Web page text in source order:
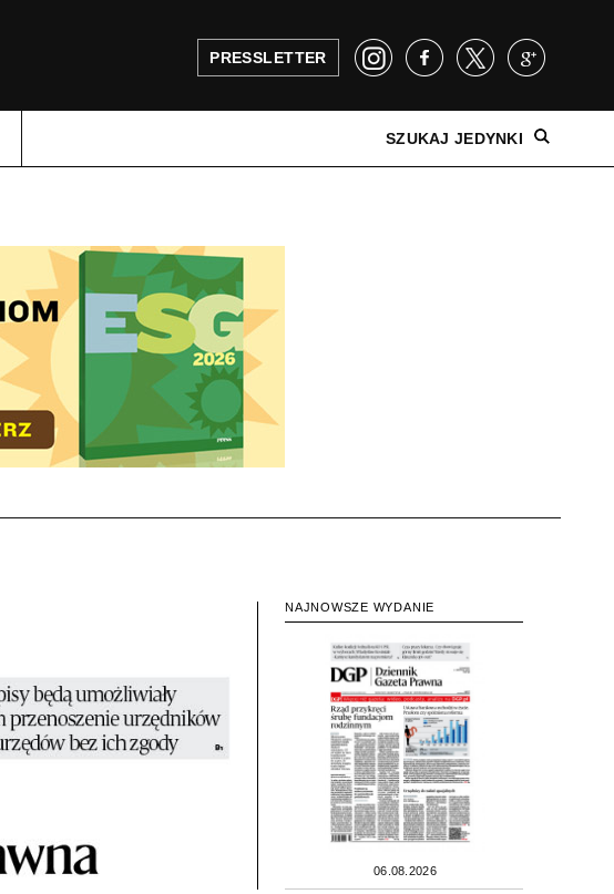
PRESSLETTER
SZUKAJ JEDYNKI
NAJNOWSZE WYDANIE
06.08.2026